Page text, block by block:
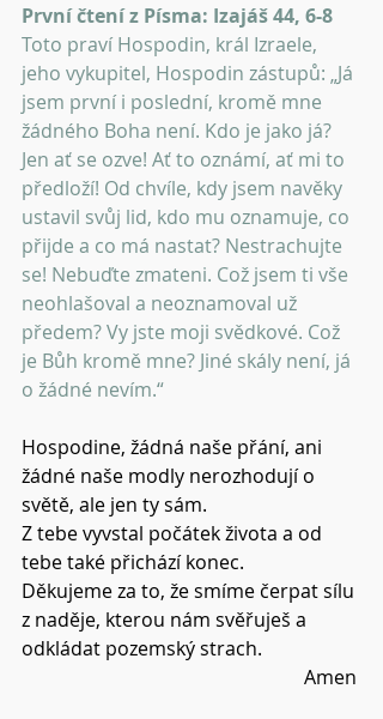
První čtení z Písma: Izajáš 44, 6-8
Toto praví Hospodin, král Izraele,
jeho vykupitel, Hospodin zástupů: „Já
jsem první i poslední, kromě mne
žádného Boha není. Kdo je jako já?
Jen ať se ozve! Ať to oznámí, ať mi to
předloží! Od chvíle, kdy jsem navěky
ustavil svůj lid, kdo mu oznamuje, co
přijde a co má nastat? Nestrachujte
se! Nebuďte zmateni. Což jsem ti vše
neohlašoval a neoznamoval už
předem? Vy jste moji svědkové. Což
je Bůh kromě mne? Jiné skály není, já
o žádné nevím.“
Hospodine, žádná naše přání, ani
žádné naše modly nerozhodují o
světě, ale jen ty sám.
Z tebe vyvstal počátek života a od
tebe také přichází konec.
Děkujeme za to, že smíme čerpat sílu
z naděje, kterou nám svěřuješ a
odkládat pozemský strach.
Amen